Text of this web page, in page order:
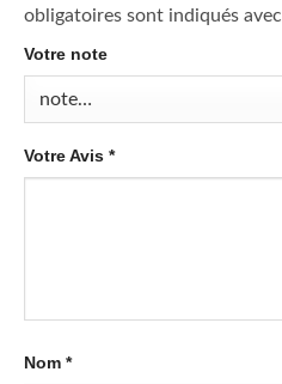
obligatoires sont indiqués avec
Votre note
Votre Avis *
Nom *